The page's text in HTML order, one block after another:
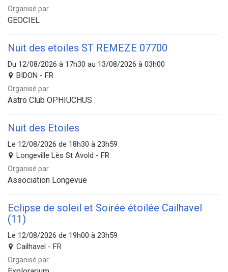
Organisé par
GEOCIEL
Nuit des etoiles ST REMEZE 07700
Du 12/08/2026 à 17h30 au 13/08/2026 à 03h00
BIDON - FR
Organisé par
Astro Club OPHIUCHUS
Nuit des Etoiles
Le 12/08/2026 de 18h30 à 23h59
Longeville Lès St Avold - FR
Organisé par
Association Longevue
Eclipse de soleil et Soirée étoilée Cailhavel
(11)
Le 12/08/2026 de 19h00 à 23h59
Cailhavel - FR
Organisé par